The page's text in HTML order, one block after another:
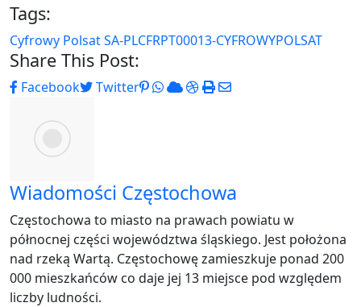
Tags:
Cyfrowy Polsat SA-PLCFRPT00013-CYFROWYPOLSAT
Share This Post:
Facebook Twitter Pinterest
Whatsapp
CloudStumbleUpon
PrintShare
Wiadomości Częstochowa
Częstochowa to miasto na prawach powiatu w
północnej części województwa śląskiego. Jest położona
nad rzeką Wartą. Częstochowę zamieszkuje ponad 200
000 mieszkańców co daje jej 13 miejsce pod względem
liczby ludności.